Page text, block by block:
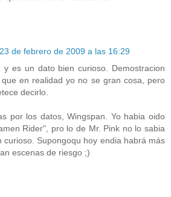
23 de febrero de 2009 a las 16:29
y es un dato bien curioso. Demostracion
en realidad yo no se gran cosa, pero
decirlo.
por los datos, Wingspan. Yo habia oido
Rider", pro lo de Mr. Pink no lo sabia
curioso. Supongoqu hoy endia habrá más
escenas de riesgo ;)